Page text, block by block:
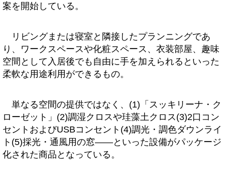
案を開始している。
リビングまたは寝室と隣接したプランニングであ
り、ワークスペースや化粧スペース、衣装部屋、趣味
空間として入居後でも自由に手を加えられるといった
柔軟な用途利用ができるもの。
単なる空間の提供ではなく、(1)「スッキリーナ・ク
ローゼット」(2)調湿クロスや珪藻土クロス(3)2口コン
セントおよびUSBコンセント(4)調光・調色ダウンライ
ト(5)採光・通風用の窓――といった設備がパッケージ
化された商品となっている。